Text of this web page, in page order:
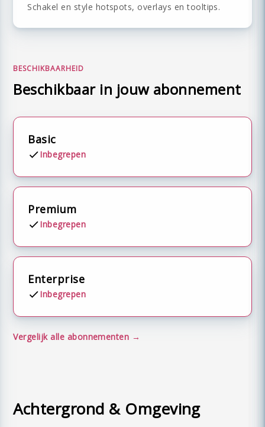
Schakel en style hotspots, overlays en tooltips.
BESCHIKBAARHEID
Beschikbaar in jouw abonnement
Basic
Inbegrepen
Premium
Inbegrepen
Enterprise
Inbegrepen
Vergelijk alle abonnementen
Achtergrond & Omgeving